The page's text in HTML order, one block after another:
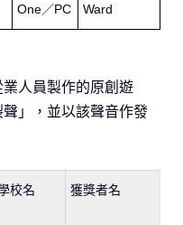
One／PC
Ward
人員製作的原創遊
」，並以該聲音作發
校名 獲獎者名